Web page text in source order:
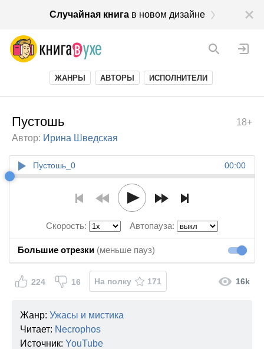
Случайная книгав новом дизайне
ЖАНРЫ АВТОРЫ ИСПОЛНИТЕЛИ
18+
Пустошь
Автор: Ирина Шведская
00:00
Пустошь_0
Скорость: Автопауза:
Большие отрезки (меньше пауз)
224 16 На полку 171 16k
Жанр: Ужасы и мистика
Читает: Necrophos
Источник: YouTube